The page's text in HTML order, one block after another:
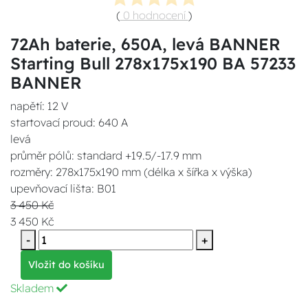
( 0 hodnocení )
72Ah baterie, 650A, levá BANNER
Starting Bull 278x175x190 BA 57233
BANNER
napětí: 12 V
startovací proud: 640 A
levá
průměr pólů: standard +19.5/-17.9 mm
rozměry: 278x175x190 mm (délka x šířka x výška)
upevňovací lišta: B01
3 450 Kč
3 450 Kč
-
+
Vložit do košíku
Skladem